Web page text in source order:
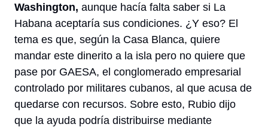
Washington, aunque hacía falta saber si La
Habana aceptaría sus condiciones. ¿Y eso? El
tema es que, según la Casa Blanca, quiere
mandar este dinerito a la isla pero no quiere que
pase por GAESA, el conglomerado empresarial
controlado por militares cubanos, al que acusa de
quedarse con recursos. Sobre esto, Rubio dijo
que la ayuda podría distribuirse mediante